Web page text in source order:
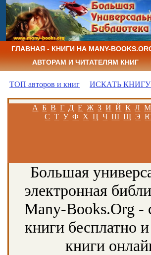
ГЛАВНАЯ - КНИГИ НА MANY-
АВТОРАМ И ЧИТАТЕЛЯМ КНИГ
ТОП авторов и книг ИСКАТЬ
А Б В Г Д Е Ж З И Й К Л М
С Т У Ф Х Ц Ч Ш Щ Э
Большая
электронная
Many-Books.Org -
книги бесплатно
книги